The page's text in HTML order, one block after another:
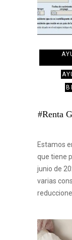
#Renta
Estamos
que tiene
junio de
varias